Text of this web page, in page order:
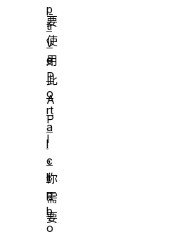
要
使
用
此
A
P
I
，
你
需
要
p
ti
v
e
P
o
rt
a
l
c
li
p
b
o